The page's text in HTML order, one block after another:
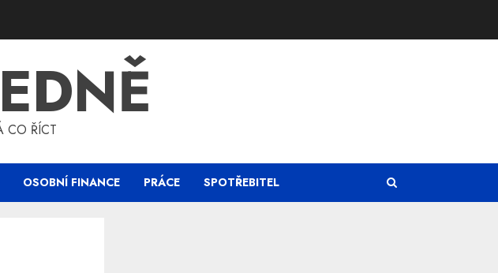
CO ŘÍCT
OSOBNÍ FINANCE PRÁCE SPOTŘEBITEL